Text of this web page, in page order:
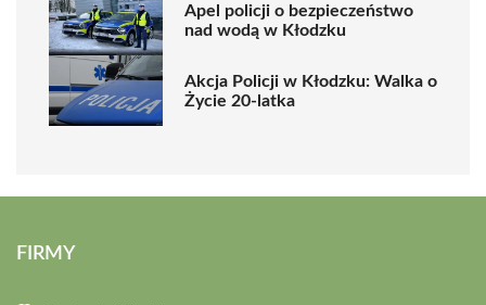
Apel policji o bezpieczeństwo
nad wodą w Kłodzku
Akcja Policji w Kłodzku: Walka o
Życie 20-latka
FIRMY